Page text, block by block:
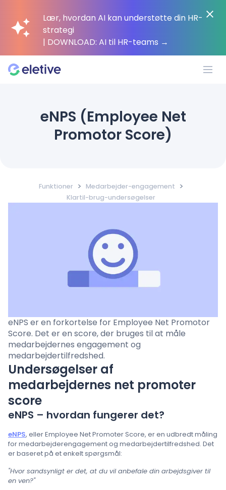
Lær, hvordan AI kan understøtte din HR-
strategi
| DOWNLOAD: AI til HR-teams →
Platform
Hvorfor Eletive?
Ressourcer
Kontakt salg
Log ind
eNPS (Employee Net
Promotor Score)
Funktioner > Medarbejder-engagement >
Klartil-brug-undersøgelser
eNPS er en forkortelse for Employee Net Promotor
Score. Det er en score, der bruges til at måle
medarbejdernes engagement og
medarbejdertilfredshed.
Undersøgelser af
medarbejdernes net promoter
score
eNPS – hvordan fungerer det?
eNPS, eller Employee Net Promoter Score, er en udbredt måling
for medarbejderengagement og medarbejdertilfredshed. Det
er baseret på et enkelt spørgsmål:
"Hvor sandsynligt er det, at du vil anbefale din arbejdsgiver til
en ven?"